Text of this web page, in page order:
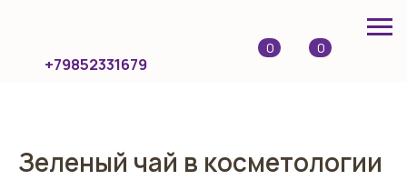
Зеленый чай в косметологии